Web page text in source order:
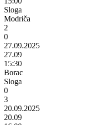
Sloga
Modriča
2
0
27.09.2025
27.09
15:30
Borac
Sloga
0
3
20.09.2025
20.09